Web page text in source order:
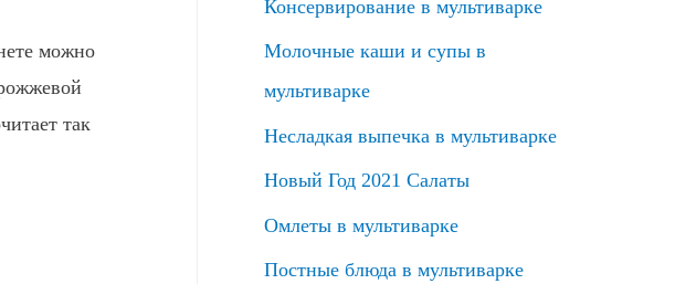
можно
так
Консервирование в мультиварке
Молочные каши и супы в
мультиварке
Несладкая выпечка в мультиварке
Новый Год 2021 Салаты
Омлеты в мультиварке
Постные блюда в мультиварке